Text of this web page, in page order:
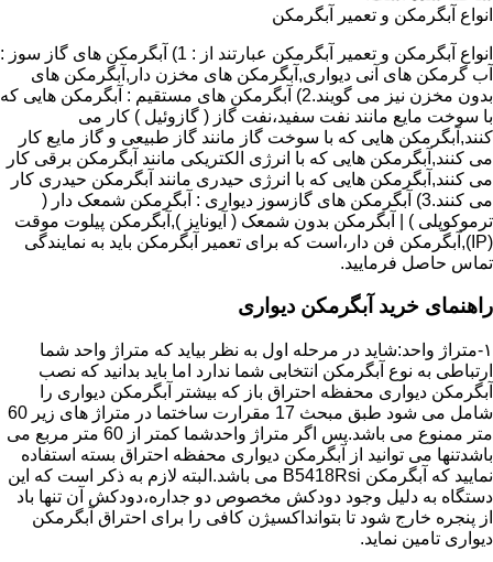
انواع آبگرمکن و تعمیر آبگرمکن
انواع آبگرمکن و تعمیر آبگرمکن عبارتند از : 1) آبگرمکن های گاز سوز :
آب گرمکن های آنی دیواری,آبگرمکن های مخزن دار,آبگرمکن های
بدون مخزن نیز می گویند.2) آبگرمکن های مستقیم : آبگرمکن هایی که
با سوخت مایع مانند نفت سفید،نفت گاز ( گازوئیل ) کار می
کنند,آبگرمکن هایی که با سوخت گاز مانند گاز طبیعی و گاز مایع کار
می کنند,آبگرمکن هایی که با انرژی الکتریکی مانند آبگرمکن برقی کار
می کنند,آبگرمکن هایی که با انرژی حیدری مانند آبگرمکن حیدری کار
می کنند.3) آبگرمکن های گازسوز دیواری : آبگرمکن شمعک دار (
ترموکوپلی ) | آبگرمکن بدون شمعک ( آیونایز ),آبگرمکن پیلوت موقت
(IP),آبگرمکن فن دار،است که برای تعمیر آبگرمکن باید به نمایندگی
تماس حاصل فرمایید.
راهنمای خرید آبگرمکن دیواری
۱-متراژ واحد:شاید در مرحله اول به نظر بیاید که متراژ واحد شما
ارتباطی به نوع آبگرمکن انتخابی شما ندارد اما باید بدانید که نصب
آبگرمکن دیواری محفظه احتراق باز که بیشتر آبگرمکن دیواری را
شامل می شود طبق مبحث 17 مقرارت ساختما در متراژ های زیر 60
متر ممنوع می باشد.پس اگر متراژ واحدشما کمتر از 60 متر مربع می
باشدتنها می توانید از آبگرمکن دیواری محفظه احتراق بسته استفاده
نمایید که آبگرمکن B5418Rsi می باشد.البته لازم به ذکر است که این
دستگاه به دلیل وجود دودکش مخصوص دو جداره،دودکش آن تنها باد
از پنجره خارج شود تا بتوانداکسیژن کافی را برای احتراق آبگرمکن
دیواری تامین نماید.